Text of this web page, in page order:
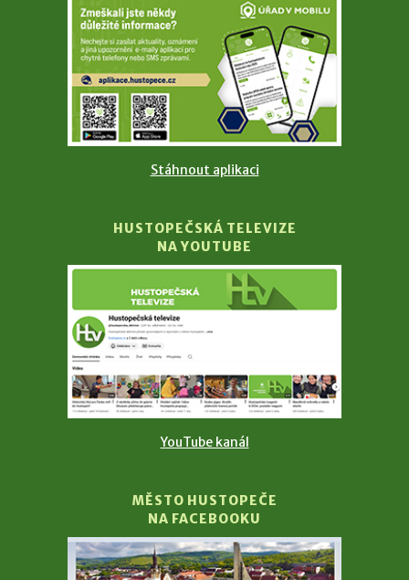
Stáhnout aplikaci
HUSTOPEČSKÁ TELEVIZE
NA YOUTUBE
YouTube kanál
MĚSTO HUSTOPEČE
NA FACEBOOKU